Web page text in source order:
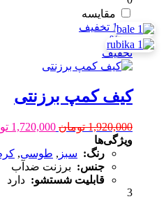
مقایسه
10% تخفیف
10 %
تخفیف
کیف کمپ برزنتی
1,920,000 تومان 1,720,000
ویژگی‌ها
رنگ: سبز , طوسی,
جنس: برزنت ضدآب
قابلیت شستشو: دارد
3